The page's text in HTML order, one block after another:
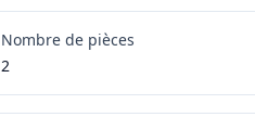
Nombre de pièces
2